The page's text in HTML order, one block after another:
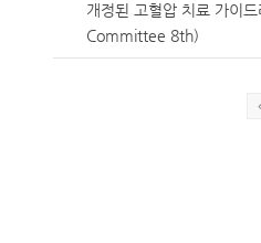
개정된 고혈압 치료 가이
Committee 8th)